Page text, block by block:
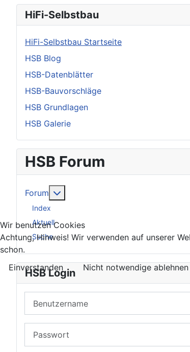
HiFi-Selbstbau
HiFi-Selbstbau Startseite
HSB Blog
HSB-Datenblätter
HSB-Bauvorschläge
HSB Grundlagen
HSB Galerie
HSB Forum
Forum
Index
Aktuell
Suche
HSB Login
Wir benutzen Cookies
Achtung, Hinweis! Wir verwenden auf unserer
schon.
Einverstanden
Nicht notwendige ablehnen